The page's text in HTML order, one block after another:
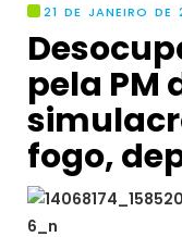
21 DE JANEIRO DE
pela PM
fogo,